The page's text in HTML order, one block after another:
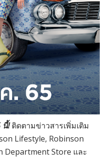
นี้!ติดตามข่าวสารเพิ่มเติม
Lifestyle, Robinson
Department Store และ